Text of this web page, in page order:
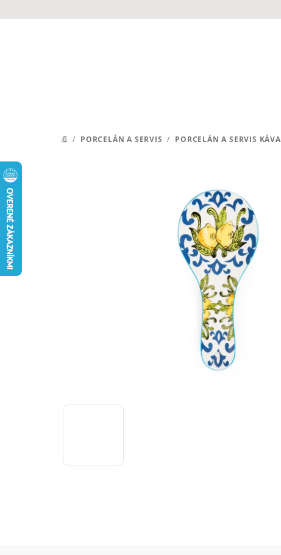
na
DOMOV
/ PORCELÁN A SERVIS / PORCELÁN A SERVIS KÁVA